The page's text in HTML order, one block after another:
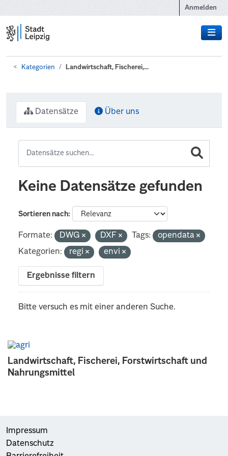
Anmelden
Kategorien Landwirtschaft, Fischerei,...
Landwirtschaft, Fischerei, Forstwirtschaft und
Nahrungsmittel
Datensätze Über uns
Keine Datensätze gefunden
Sortieren nach
Formate: DWG DXF Tags:
opendata
Kategorien:
regi envi
Ergebnisse filtern
Bitte versuch es mit einer anderen Suche.
Impressum
Datenschutz